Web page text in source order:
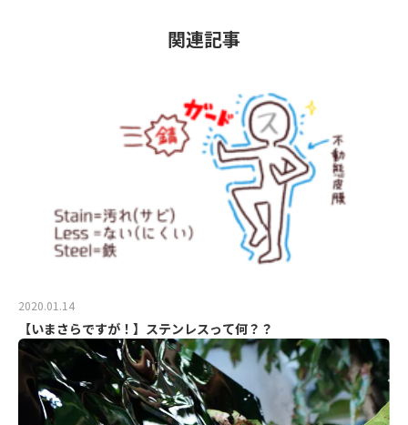
関連記事
2020.01.14
【いまさらですが！】ステンレスって何？？